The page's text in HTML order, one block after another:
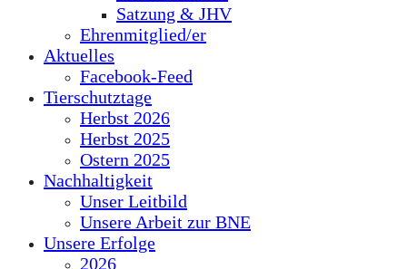
Satzung & JHV
Ehrenmitglied/er
Aktuelles
Facebook-Feed
Tierschutztage
Herbst 2026
Herbst 2025
Ostern 2025
Nachhaltigkeit
Unser Leitbild
Unsere Arbeit zur BNE
Unsere Erfolge
2026